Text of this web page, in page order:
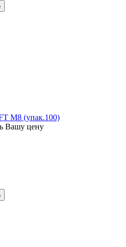
М8 (упак.100)
Вашу цену